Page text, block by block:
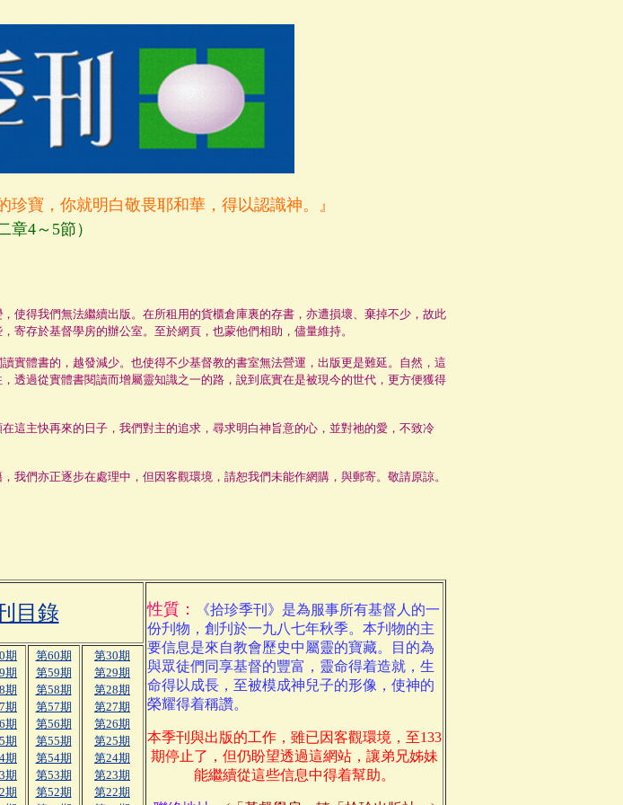
珍寶，你就明白敬畏耶和華，得以認識神。』
章4～5節）
得我們無法繼續出版。在所租用的貨櫃倉庫裏的存書，亦遭損壞、棄掉不少，故此
寄存於基督學房的辦公室。至於網頁，也蒙他們相助，儘量維持。
體書的，越發減少。也使得不少基督教的書室無法營運，出版更是難延。自然，這
透過從實體書閱讀而增屬靈知識之一的路，說到底實在是被現今的世代，更方便獲得
主快再來的日子，我們對主的追求，尋求明白神旨意的心，並對祂的愛，不致冷
們亦正逐步在處理中，但因客觀環境，請恕我們未能作網購，與郵寄。敬請原諒。
目錄 性質：
《拾珍季刊》是為服事所有基督人的一
份刋物，創刋於一九八七年秋季。本刋物的主
要信息是來自教會歷史中屬靈的寶藏。目的為
與眾徒們同享基督的豐富，靈命得着造就，生
命得以成長，至被模成神兒子的形像，使神的
榮耀得着稱讚。
本季刊與出版的工作，雖已因客觀環境，至133
期停止了，但仍盼望透過這網站，讓弟兄姊妹
能繼續從這些信息中得着幫助。
期
期
期
期
期
期
期
期
期
第60期
第59期
第58期
第57期
第56期
第55期
第54期
第53期
第52期
第30期
第29期
第28期
第27期
第26期
第25期
第24期
第23期
第22期